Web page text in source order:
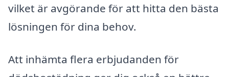
vilket är avgörande för att hitta den bästa
lösningen för dina behov.
Att inhämta flera erbjudanden för